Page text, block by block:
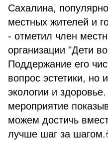
Сахалина,
местных жителей и
- отметил член
организации "Дети
Поддержание его
вопрос эстетики, но
экологии и
мероприятие
можем достичь
лучше шаг за